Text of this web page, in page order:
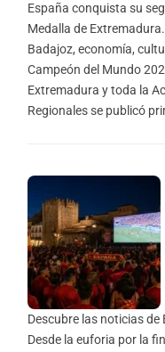
España conquista su
Medalla de
Badajoz, economía,
Campeón del Mundo
Extremadura y toda la
Regionales se publicó
Descubre las noticias
Desde la euforia por la